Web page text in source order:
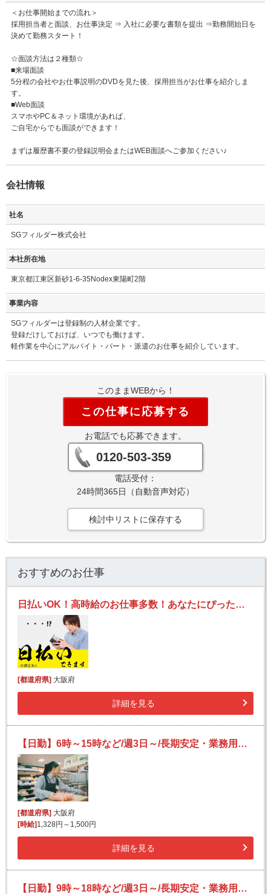
＜お仕事開始までの流れ＞
採用担当者と面談、お仕事決定 ⇒ 入社に必要な書類を提出 ⇒勤務開始日を
決めて勤務スタート！
☆面談方法は２種類☆
■来場面談
5分程の会社やお仕事説明のDVDを見た後、採用担当がお仕事を紹介しま
す。
■Web面談
スマホやPC＆ネット環境があれば、
ご自宅からでも面談ができます！
まずは履歴書不要の登録説明会またはWEB面談へご参加ください♪
会社情報
社名
SGフィルダー株式会社
本社所在地
東京都江東区新砂1-6-35Nodex東陽町2階
事業内容
SGフィルダーは登録制の人材企業です。
登録だけしておけば、いつでも働けます。
軽作業を中心にアルバイト・パート・派遣のお仕事を紹介しています。
このままWEBから！
この仕事に応募する
お電話でも応募できます。
0120-503-359
電話受付：
24時間365日（自動音声対応）
検討中リストに保存する
おすすめのお仕事
日払いOK！高時給のお仕事多数！あなたにぴったりのお仕事を見つけます！
[都道府県] 大阪府
詳細を見る
【日勤】6時～15時など/週3日～/長期安定・業務用スーパーの簡単レジ打ち/未経験歓迎
[都道府県]大阪府
[時給]1,328円～1,500円
詳細を見る
【日勤】9時～18時など/週3日～/長期安定・業務用スーパーの簡単レジ打ち